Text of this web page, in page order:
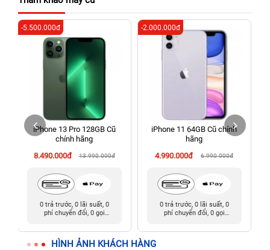
326 Lê Văn Việt, Tăng Nhơn Phú, Hồ Chí Minh (Q.9 TP. Thủ
Đức cũ)
256 Võ Văn Ngân, Thủ Đức, Hồ Chí Minh (Bình Thọ, TP. Thủ
Đức Cũ)
70 Nguyễn An Ninh, Dĩ An, Hồ Chí Minh (Bình Dương Cũ)
24h Vũng Tàu: 162A Ba Cu, Vũng Tàu, Hồ Chí Minh (TP. Vũng
Tàu cũ)
198 Hoàng Văn Thụ, Tân Sơn Nhất, Hồ Chí Minh (Tân Bình
iPhone 13 Pro 128GB Cũ
chính hãng
8.490.000đ
13.990.000đ
-5.500.000đ
0 trả trước, 0 lãi suất, 0
phí chuyển đổi, 0 gọi
iPhone 11 64GB Cũ chính
hãng
4.990.000đ
6.990.000đ
-2.000.000đ
0 trả trước, 0 lãi suất, 0
phí chuyển đổi, 0 gọi
HÌNH ẢNH KHÁCH HÀNG